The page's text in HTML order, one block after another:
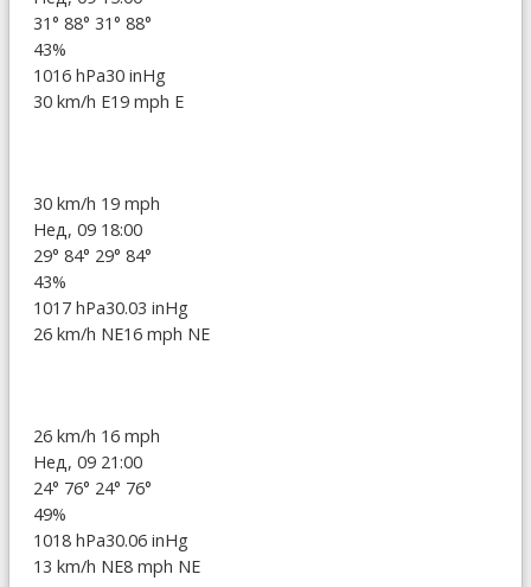
31° 88° 31° 88°
43%
1016 hPa30 inHg
30 km/h E19 mph E
30 km/h 19 mph
Нед, 09 18:00
29° 84° 29° 84°
43%
1017 hPa30.03 inHg
26 km/h NE16 mph NE
26 km/h 16 mph
Нед, 09 21:00
24° 76° 24° 76°
49%
1018 hPa30.06 inHg
13 km/h NE8 mph NE